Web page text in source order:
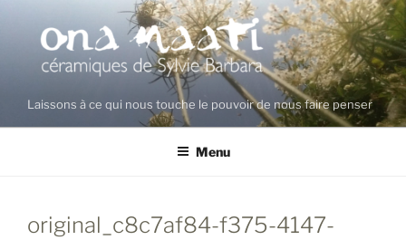
contenu
principal
Laissons à ce qui nous touche le pouvoir de nous faire penser
Menu
original_c8c7af84-f375-4147-